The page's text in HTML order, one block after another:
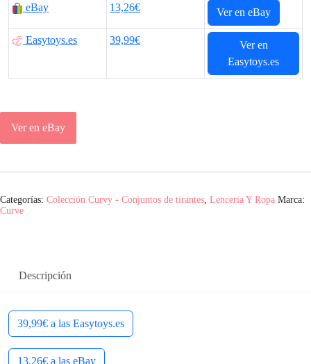
eBay 13,26€ Ver en eBay
Easytoys.es 39,99€
Ver en
Easytoys.es
Ver en eBay
Categorías: Colección Curvy - Conjuntos de tirantes, Lenceria Y Ropa Marca:
Curve
Descripción
39,99€ a las Easytoys.es
13,26€ a las eBay